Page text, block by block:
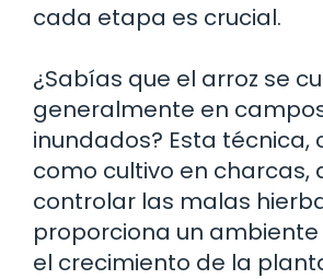
cada etapa es crucial.
¿Sabías que el arroz se
generalmente en
inundados? Esta técnica,
como cultivo en charcas,
controlar las malas
proporciona un
el crecimiento de la